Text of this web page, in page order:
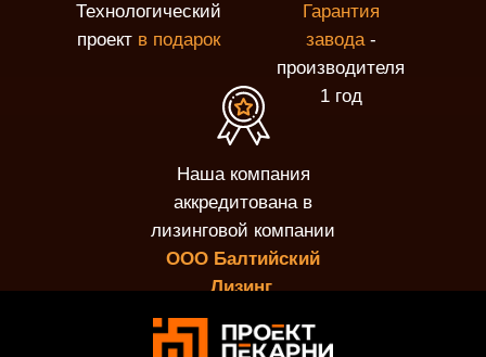
Наша компания
аккредитована в
лизинговой компании
ООО Балтийский
Лизинг.
Технологический
проект в подарок
Гарантия
завода-
производителя
1 год